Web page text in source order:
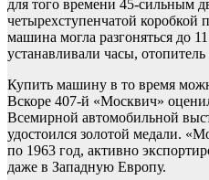
для того времени 45-сильным
четырехступенчатой коробкой
машина могла разгоняться до
устанавливали часы,
Купить машину в то время
Вскоре 407-й «Москвич»
Всемирной автомобильной
удостоился золотой медали.
по 1963 год, активно
даже в Западную Европу.